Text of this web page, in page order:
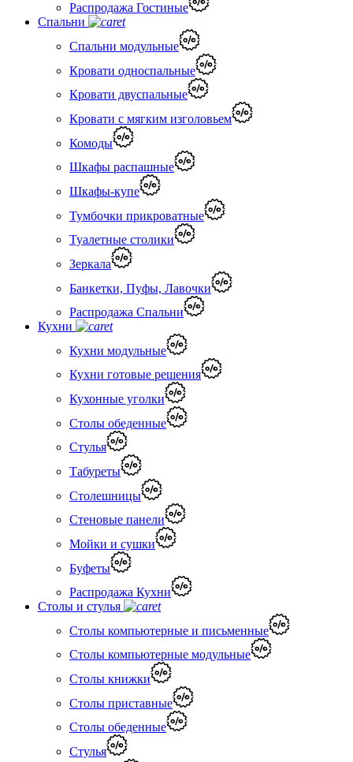
Распродажа Гостиные
Спальни
Спальни модульные
Кровати односпальные
Кровати двуспальные
Кровати с мягким изголовьем
Комоды
Шкафы распашные
Шкафы-купе
Тумбочки прикроватные
Туалетные столики
Зеркала
Банкетки, Пуфы, Лавочки
Распродажа Спальни
Кухни
Кухни модульные
Кухни готовые решения
Кухонные уголки
Столы обеденные
Стулья
Табуреты
Столешницы
Стеновые панели
Мойки и сушки
Буфеты
Распродажа Кухни
Столы и стулья
Столы компьютерные и письменные
Столы компьютерные модульные
Столы книжки
Столы приставные
Столы обеденные
Стулья